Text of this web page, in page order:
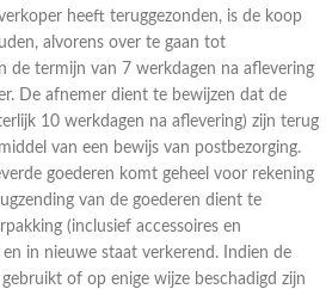
heeft teruggezonden, is de koop
alvorens over te gaan tot
de termijn van 7 werkdagen na aflevering
De afnemer dient te bewijzen dat de
10 werkdagen na aflevering) zijn terug
van een bewijs van postbezorging.
goederen komt geheel voor rekening
van de goederen dient te
(inclusief accessoires en
in nieuwe staat verkerend. Indien de
of op enige wijze beschadigd zijn